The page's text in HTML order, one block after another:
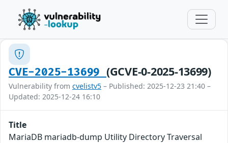
CVE-2025-13699 (GCVE-0-2025-13699)
Vulnerability from cvelistv5 – Published: 2025-12-23 21:40 –
Updated: 2025-12-24 16:10
Title
MariaDB mariadb-dump Utility Directory Traversal